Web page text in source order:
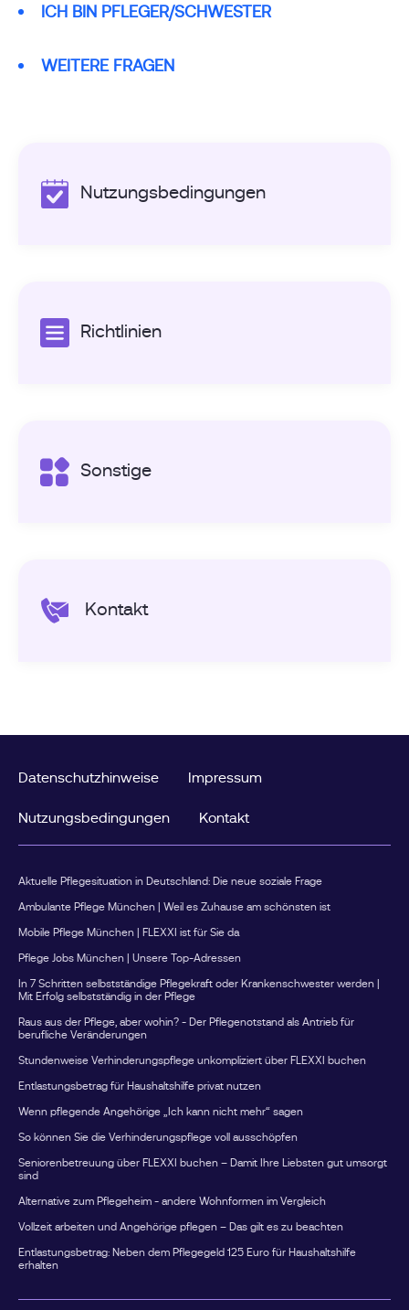
ICH BIN PFLEGER/SCHWESTER
WEITERE FRAGEN
Nutzungsbedingungen
Richtlinien
Sonstige
Kontakt
Datenschutzhinweise Impressum
Nutzungsbedingungen Kontakt
Aktuelle Pflegesituation in Deutschland: Die neue soziale Frage
Ambulante Pflege München | Weil es Zuhause am schönsten ist
Mobile Pflege München | FLEXXI ist für Sie da
Pflege Jobs München | Unsere Top-Adressen
In 7 Schritten selbstständige Pflegekraft oder Krankenschwester werden |
Mit Erfolg selbstständig in der Pflege
Raus aus der Pflege, aber wohin? - Der Pflegenotstand als Antrieb für
berufliche Veränderungen
Stundenweise Verhinderungspflege unkompliziert über FLEXXI buchen
Entlastungsbetrag für Haushaltshilfe privat nutzen
Wenn pflegende Angehörige „Ich kann nicht mehr“ sagen
So können Sie die Verhinderungspflege voll ausschöpfen
Seniorenbetreuung über FLEXXI buchen – Damit Ihre Liebsten gut umsorgt
sind
Alternative zum Pflegeheim - andere Wohnformen im Vergleich
Vollzeit arbeiten und Angehörige pflegen – Das gilt es zu beachten
Entlastungsbetrag: Neben dem Pflegegeld 125 Euro für Haushaltshilfe
erhalten